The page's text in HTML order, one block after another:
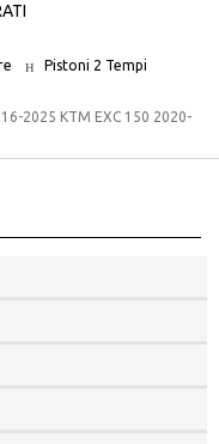
Pistoni 2 Tempi
2025 KTM EXC 150 2020-